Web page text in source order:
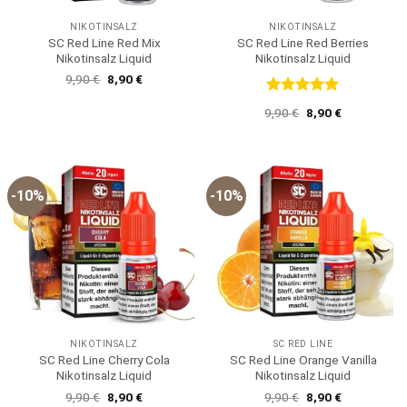
NIKOTINSALZ
SC Red Line Red Mix
Nikotinsalz Liquid
9,90€ Ursprünglicher
Preis
8,90€Aktueller
NIKOTINSALZ
SC Red Line Red Berries
Nikotinsalz Liquid
mit 5 von
9,90€ Ursprünglicher
Preis
8,90€Aktueller
-10%
NIKOTINSALZ
SC Red Line Cherry Cola
Nikotinsalz Liquid
9,90€ Ursprünglicher
8,90€Aktueller
-10%
SC RED LINE
SC Red Line Orange Vanilla
Nikotinsalz Liquid
9,90€ Ursprünglicher
8,90€Aktueller